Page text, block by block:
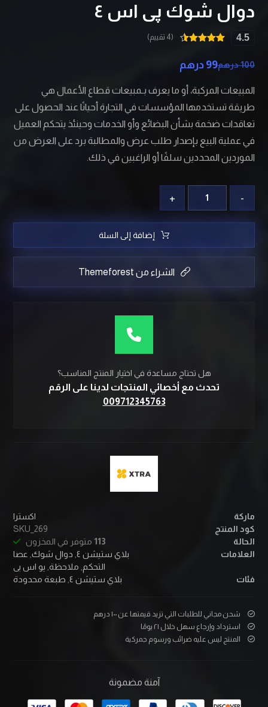
دوال شوك پی اس ٤
4.5
5 بناءً على
(4 تقييم)
100درهم99 درهم
المبيعات المركبة، أو ما يعرف بـمبيعات قطاع الأعمال هي
طريقة تستخدمها المؤسسات في التجارة أحيانًا عند الحصول على
تعاقدات ضخمة بشأن البضائع وأو الخدمات وحينئذ يتحكم العميل
في عملية البيع بإصدار طلب عرض والمطالبة برد على العرض من
الموردين المحددين سلفًا أو الراغبين في ذلك.
-
+
إضافة إلى السلة
الشراء من Themeforest
هل تحتاج مساعدة في اختيار المنتج المناسب؟
تحدث مع أخصائي المنتجات لدينا على الرقم
009712345763
ماركة
اکسترا
كود المنتج
SKU_269
الحالة
113متوفر في المخزون
العلامات
بلاي ستيشن ٤ , دوال شوك, عصا
التحكم ملاحظة, یو اس بی
فئات
بلاي ستيشن ٤ , طبعة محدودة
شحن مجاني للطلبات التي تزيد قيمتها عن ۱۰۰ درهم
استرداد وإرجاع سهل خلال ۲۱ يومًا
المنتج ليس عليه ضرائب ورسوم جمركية
آمنة مضمونة